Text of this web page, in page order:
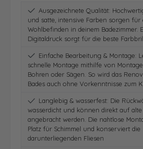
Ausgezeichnete Qualität:
und satte, intensive Farben sorgen für
Wohlbefinden in deinem Badezimmer.
Digitaldruck sorgt für die beste
Einfache Bearbeitung & Montage:
schnelle Montage mithilfe von
Bohren oder Sägen. So wird das
Bades auch ohne Vorkenntnisse zum
Langlebig & wasserfest: Die
wasserdicht und können direkt auf alte
angebracht werden. Die nahtlose
Platz für Schimmel und konserviert die
darunterliegenden Fliesen